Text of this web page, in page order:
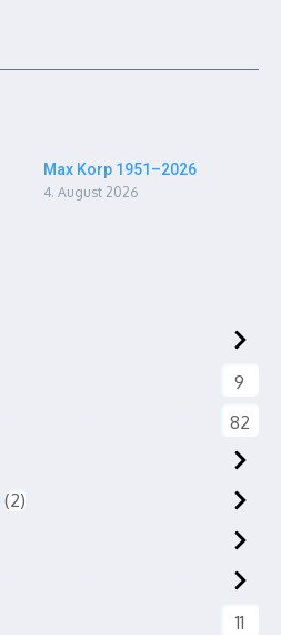
Max Korp 1951–2026
4. August 2026
9
82
2
11